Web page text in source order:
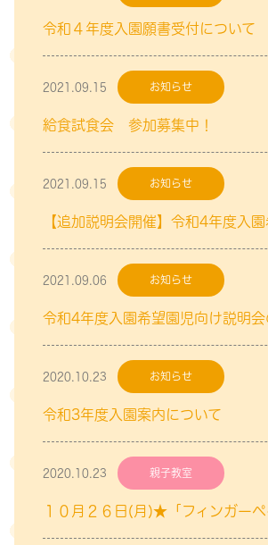
令和４年度入園願書受付について
2021.09.15 お知らせ
給食試食会 参加募集中！
2021.09.15 お知らせ
2021.09.06 お知らせ
2020.10.23 お知らせ
令和3年度入園案内について
2020.10.23 親子教室